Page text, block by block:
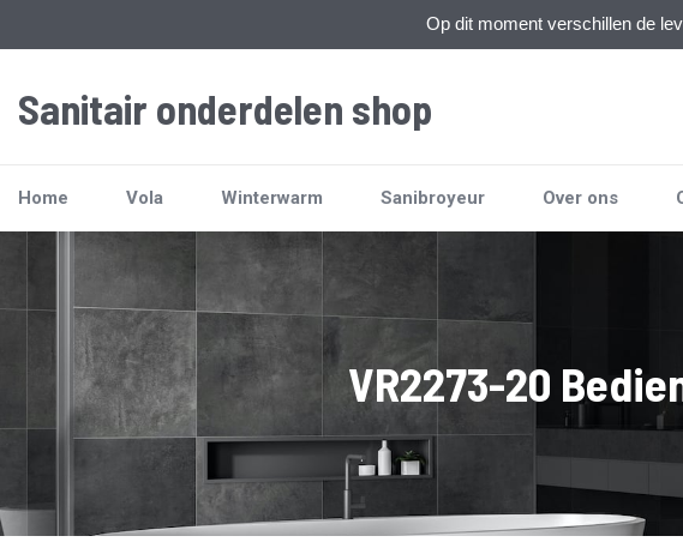
Op dit moment verschillen de
Sanitair onderdelen shop
Home Vola Winterwarm Sanibroyeur Over ons
VR2273-20